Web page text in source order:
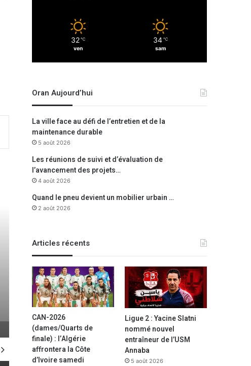
Datareportal : les
mobile en Algérie en «
2 septembre 2024
Fin des vacances à Aïn El Turck : une ambiance sereine s’installe sur les plages désertées
31 mai 2022
Economie bleue:
18 juillet 2021
32 ℃
ven
34 ℃
sam
Oran Aujourd’hui
La ville face au défi de l’entretien et de la
maintenance durable
5 août 2026
Les réunions de suivi et d’évaluation de
l’avancement des projets…
4 août 2026
Quand le pneu devient un mobilier urbain …
2 août 2026
Articles récents
CAN-2026
(dames/Quarts de
finale) : l’Algérie
affrontera la Côte
d’Ivoire samedi
Ligue 2 : Yacine Slatni
nommé nouvel
entraîneur de l’USM
Annaba
5 août 2026